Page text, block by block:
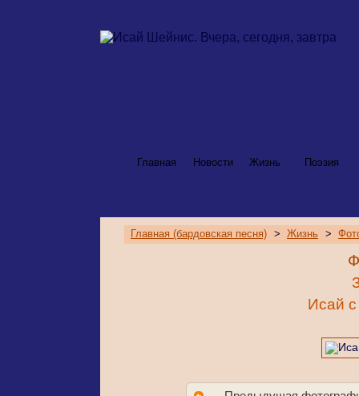
Главная Новости Жизнь Поэзия
Главная (бардовская песня) > Жизнь >
Исай с